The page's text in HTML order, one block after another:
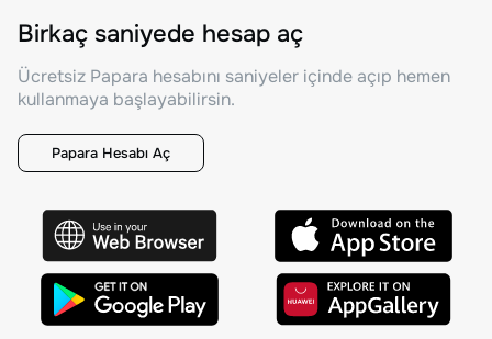
Birkaç saniyede hesap aç
Ücretsiz Papara hesabını saniyeler içinde açıp hemen
kullanmaya başlayabilirsin.
Papara Hesabı Aç